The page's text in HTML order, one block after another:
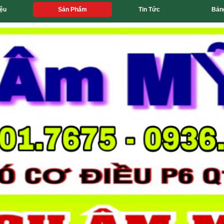
Sản Phẩm Tin Tức